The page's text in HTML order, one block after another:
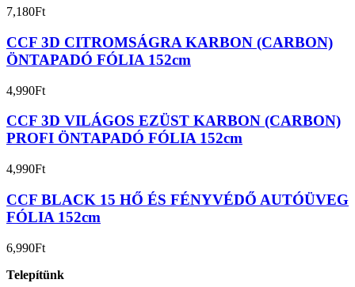
7,180Ft
CCF 3D CITROMSÁGRA KARBON (CARBON)
ÖNTAPADÓ FÓLIA 152cm
4,990Ft
CCF 3D VILÁGOS EZÜST KARBON (CARBON)
PROFI ÖNTAPADÓ FÓLIA 152cm
4,990Ft
CCF BLACK 15 HŐ ÉS FÉNYVÉDŐ AUTÓÜVEG
FÓLIA 152cm
6,990Ft
Telepítünk